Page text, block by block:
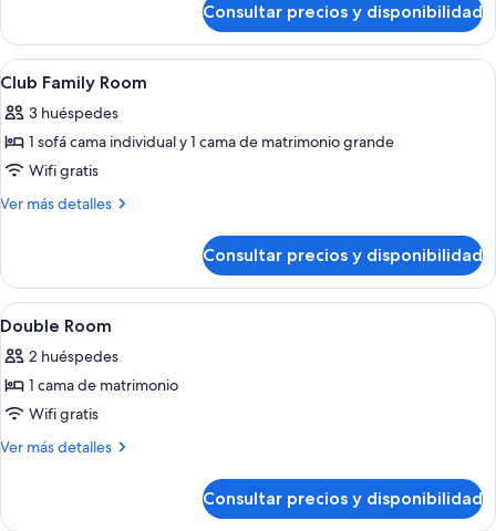
camas
individuales
superior
con
2
individuales
Consultar precios y disponibilidad
Abrir
todas
las
fotos
de
Club
Ropa de cama hipoalergénica,
5
Club Family Room
3 huéspedes
1 sofá cama individual y 1 cama de matrimonio grande
Wifi gratis
Ver más detalles
Más
Family
Room
Consultar precios y disponibilidad
Abrir
todas
las
fotos
de
Double
Ropa de cama hipoalergénica,
11
Double Room
2 huéspedes
1 cama de matrimonio
Wifi gratis
Ver más detalles
Más
Room
Consultar precios y disponibilidad